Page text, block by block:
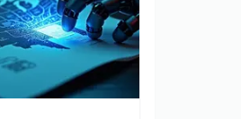
低成本提供更遠、更快
滿足未來分散式作戰需